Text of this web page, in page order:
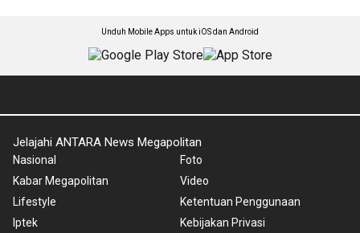
Unduh Mobile Apps untuk iOS dan Android
Jelajahi ANTARA News Megapolitan
Nasional
Kabar Megapolitan
Lifestyle
Iptek
Foto
Video
Ketentuan Penggunaan
Kebijakan Privasi